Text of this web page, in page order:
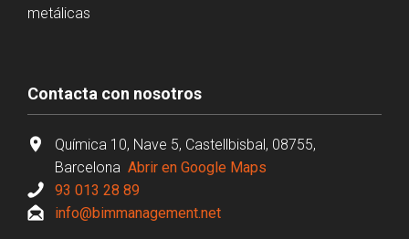
metálicas
Contacta con nosotros
Química 10, Nave 5, Castellbisbal, 08755,
Barcelona Abrir en Google Maps
93 013 28 89
info@bimmanagement.net